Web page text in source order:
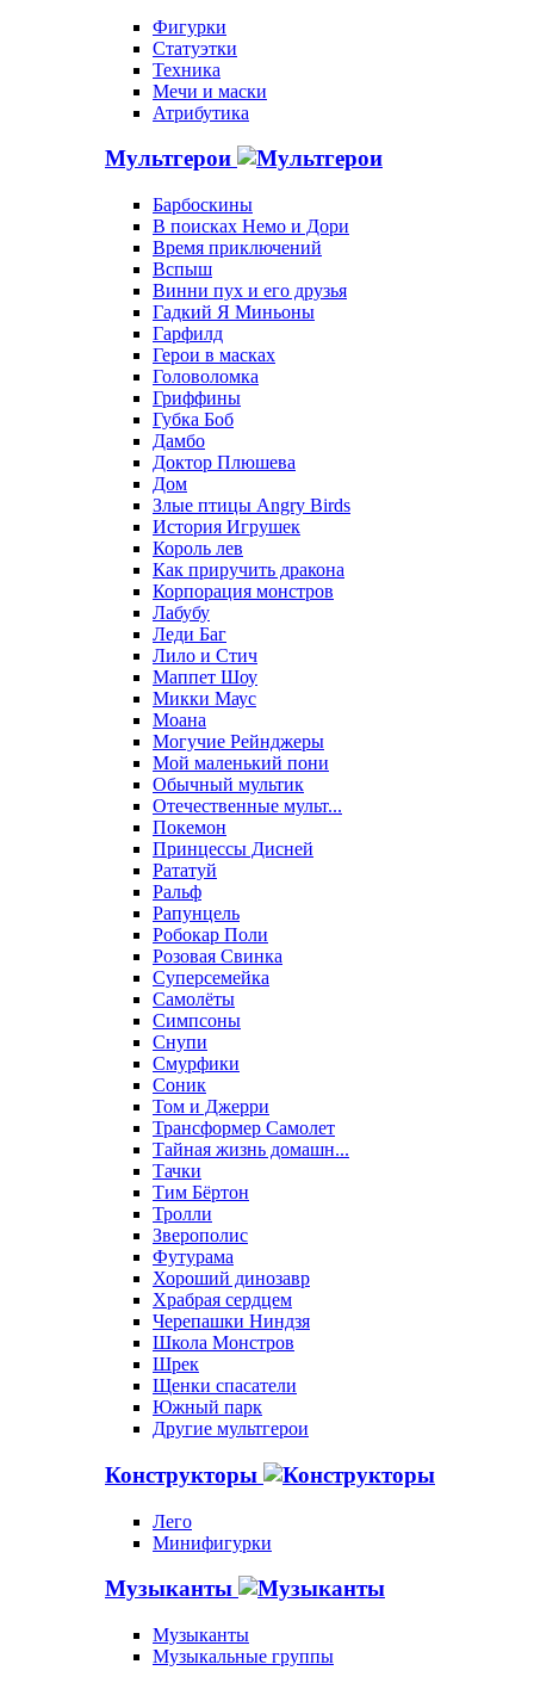
Фигурки
Статуэтки
Техника
Мечи и маски
Атрибутика
Мультгерои
Барбоскины
В поисках Немо и Дори
Время приключений
Вспыш
Винни пух и его друзья
Гадкий Я Миньоны
Гарфилд
Герои в масках
Головоломка
Гриффины
Губка Боб
Дамбо
Доктор Плюшева
Дом
Злые птицы Angry Birds
История Игрушек
Король лев
Как приручить дракона
Корпорация монстров
Лабубу
Леди Баг
Лило и Стич
Маппет Шоу
Микки Маус
Моана
Могучие Рейнджеры
Мой маленький пони
Обычный мультик
Отечественные мульт...
Покемон
Принцессы Дисней
Рататуй
Ральф
Рапунцель
Робокар Поли
Розовая Свинка
Суперсемейка
Самолёты
Симпсоны
Снупи
Смурфики
Соник
Том и Джерри
Трансформер Самолет
Тайная жизнь домашн...
Тачки
Тим Бёртон
Тролли
Зверополис
Футурама
Хороший динозавр
Храбрая сердцем
Черепашки Ниндзя
Школа Монстров
Шрек
Щенки спасатели
Южный парк
Другие мультгерои
Конструкторы
Лего
Минифигурки
Музыканты
Музыканты
Музыкальные группы